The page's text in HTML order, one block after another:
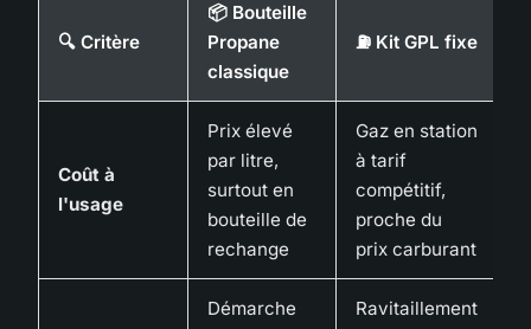
🔍 Critère
📦 Bouteille
Propane
classique
⛽ Kit GPL fixe
Coût à
l'usage
Prix élevé
par litre,
surtout en
bouteille de
rechange
Gaz en station
à tarif
compétitif,
proche du
prix carburant
Démarche
Ravitaillement